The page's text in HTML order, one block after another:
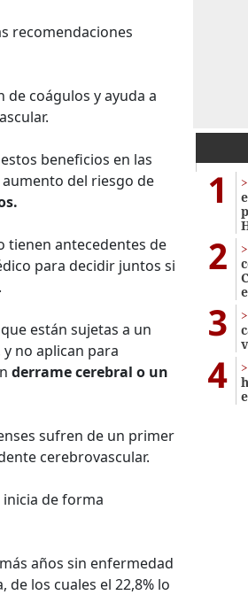
recomendaciones
coágulos y ayuda a
beneficios en las
del riesgo de
tienen antecedentes de
para decidir juntos si
están sujetas a un
no aplican para
derrame cerebral o un
sufren de un primer
cerebrovascular.
de forma
años sin enfermedad
los cuales el 22,8% lo
1
2
3
4